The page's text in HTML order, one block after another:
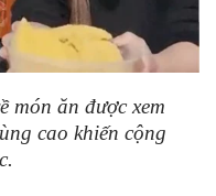
món ăn được xem
cao khiến cộng